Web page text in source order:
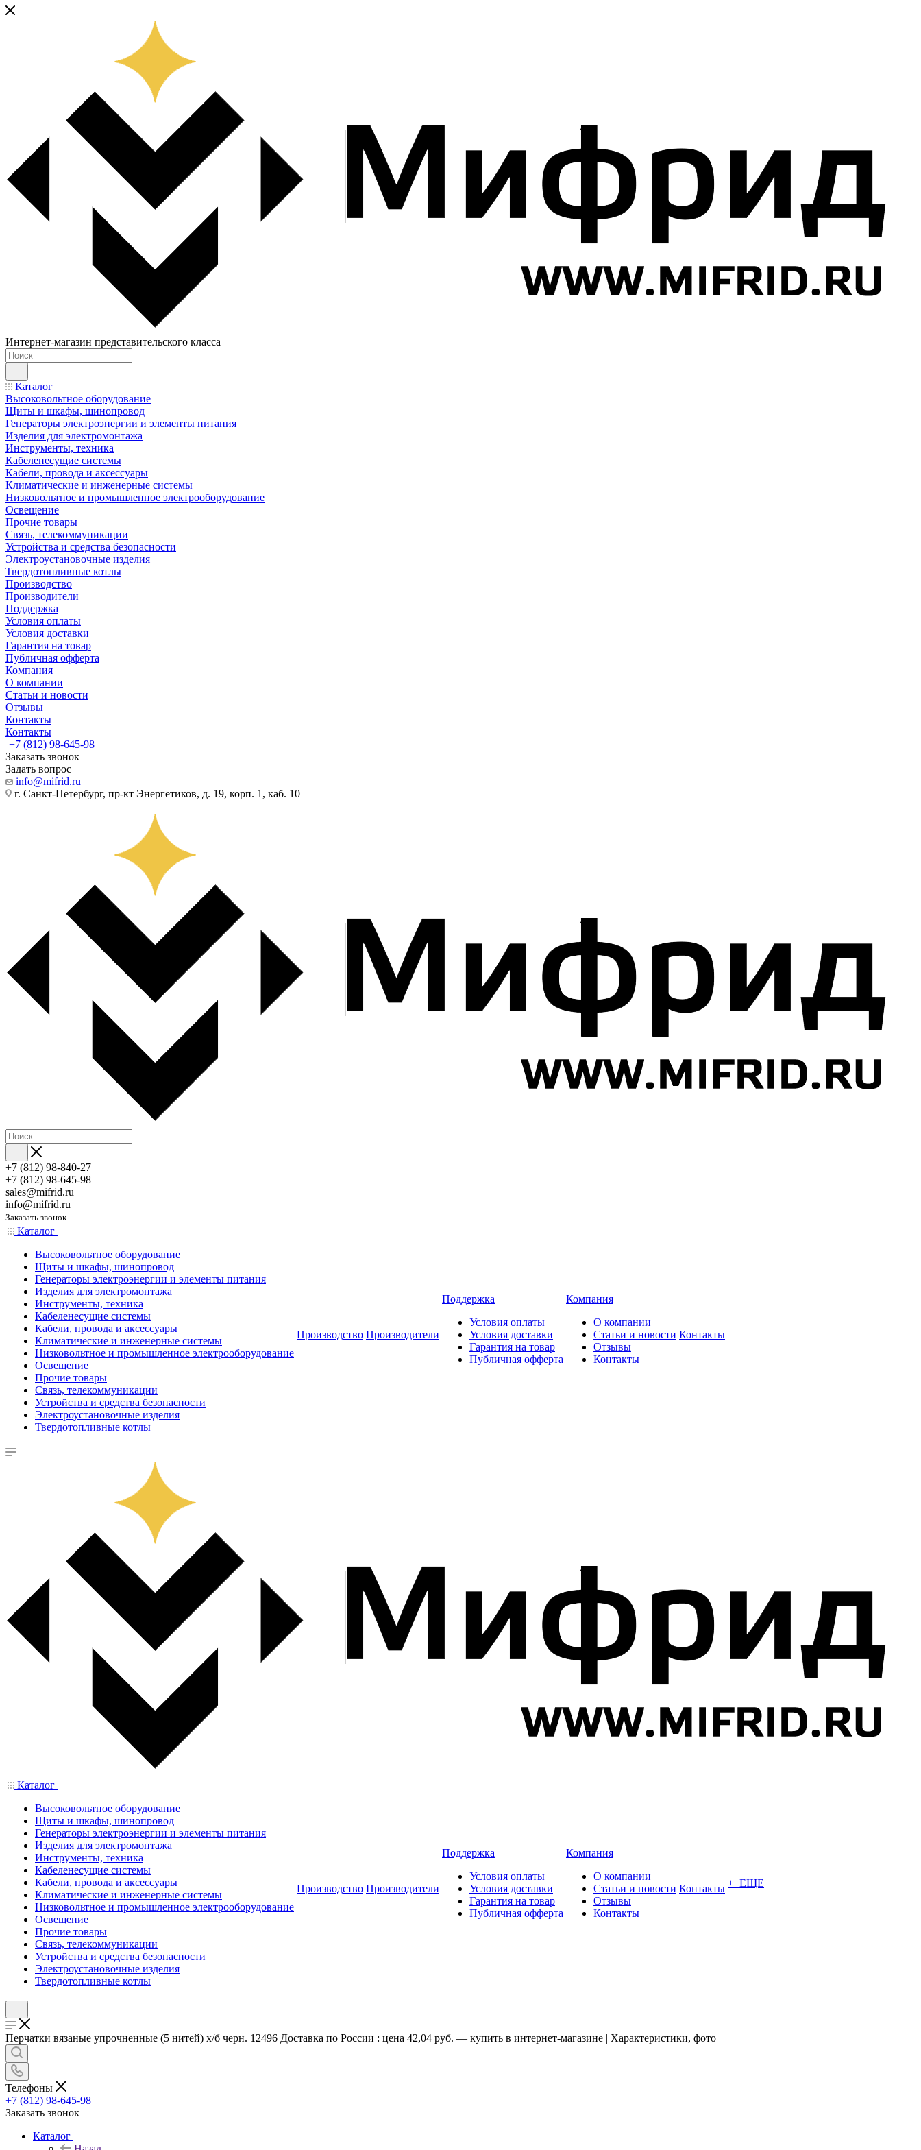
Интернет-магазин представительского класса
Каталог
Высоковольтное оборудование
Щиты и шкафы, шинопровод
Генераторы электроэнергии и элементы питания
Изделия для электромонтажа
Инструменты, техника
Кабеленесущие системы
Кабели, провода и аксессуары
Климатические и инженерные системы
Низковольтное и промышленное электрооборудование
Освещение
Прочие товары
Связь, телекоммуникации
Устройства и средства безопасности
Электроустановочные изделия
Твердотопливные котлы
Производство
Производители
Поддержка
Условия оплаты
Условия доставки
Гарантия на товар
Публичная офферта
Компания
О компании
Статьи и новости
Отзывы
Контакты
Контакты
+7 (812) 98-645-98
Заказать звонок
Задать вопрос
info@mifrid.ru
г. Санкт-Петербург, пр-кт Энергетиков, д. 19, корп. 1, каб. 10
+7 (812) 98-840-27
+7 (812) 98-645-98
sales@mifrid.ru
info@mifrid.ru
Заказать звонок
Каталог
Высоковольтное оборудование
Щиты и шкафы, шинопровод
Генераторы электроэнергии и элементы питания
Изделия для электромонтажа
Инструменты, техника
Кабеленесущие системы
Кабели, провода и аксессуары
Климатические и инженерные системы
Низковольтное и промышленное электрооборудование
Освещение
Прочие товары
Связь, телекоммуникации
Устройства и средства безопасности
Электроустановочные изделия
Твердотопливные котлы
Производство Производители
Поддержка
Условия оплаты
Условия доставки
Гарантия на товар
Публичная офферта
Компания
О компании
Статьи и новости
Отзывы
Контакты
Контакты
Каталог
Высоковольтное оборудование
Щиты и шкафы, шинопровод
Генераторы электроэнергии и элементы питания
Изделия для электромонтажа
Инструменты, техника
Кабеленесущие системы
Кабели, провода и аксессуары
Климатические и инженерные системы
Низковольтное и промышленное электрооборудование
Освещение
Прочие товары
Связь, телекоммуникации
Устройства и средства безопасности
Электроустановочные изделия
Твердотопливные котлы
Производство Производители
Поддержка
Условия оплаты
Условия доставки
Гарантия на товар
Публичная офферта
Компания
О компании
Статьи и новости
Отзывы
Контакты
Контакты + ЕЩЕ
Перчатки вязаные упрочненные (5 нитей) х/б черн. 12496 Доставка по России : цена 42,04 руб. — купить в интернет-магазине | Характеристики, фото
Телефоны
+7 (812) 98-645-98
Заказать звонок
Каталог